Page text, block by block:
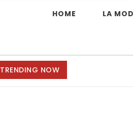
HOME LA
TRENDING NOW